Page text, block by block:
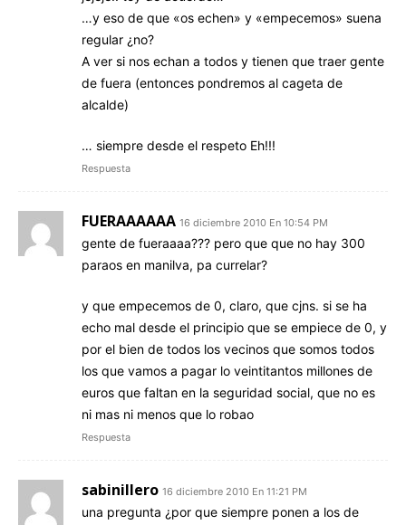
…y eso de que «os echen» y «empecemos» suena
regular ¿no?
A ver si nos echan a todos y tienen que traer gente
de fuera (entonces pondremos al cageta de
alcalde)
… siempre desde el respeto Eh!!!
Respuesta
FUERAAAAAA 16 diciembre 2010 En 10:54 PM
gente de fueraaaa??? pero que que no hay 300
paraos en manilva, pa currelar?
y que empecemos de 0, claro, que cjns. si se ha
echo mal desde el principio que se empiece de 0, y
por el bien de todos los vecinos que somos todos
los que vamos a pagar lo veintitantos millones de
euros que faltan en la seguridad social, que no es
ni mas ni menos que lo robao
Respuesta
sabinillero 16 diciembre 2010 En 11:21 PM
una pregunta ¿por que siempre ponen a los de